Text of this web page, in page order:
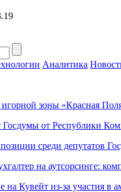
Аналитика
зоны «Красная
от Республики
среди депутатов
на аутсорсинге:
на Кувейт из-за участия в